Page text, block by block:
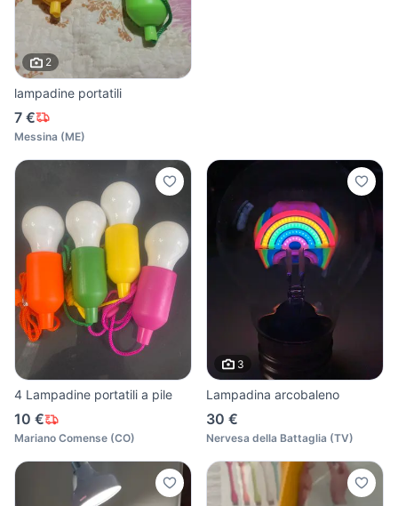
2
lampadine portatili
7 €
Messina (ME)
4 Lampadine portatili a pile
10 €
Mariano Comense (CO)
3
Lampadina arcobaleno
30 €
Nervesa della Battaglia (TV)